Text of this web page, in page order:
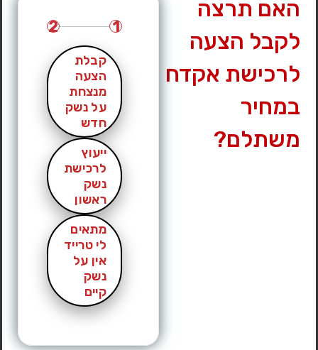
האם תרצה
לקבל הצעה
לרכישת אקדח
במחיר
משתלם?
1
2
קבלת
הצעה
מנצחת
על נשק
חדש
ייעוץ
לרכישת
נשק
ראשון
מתאים
לי טרייד
אין על
נשק
קיים